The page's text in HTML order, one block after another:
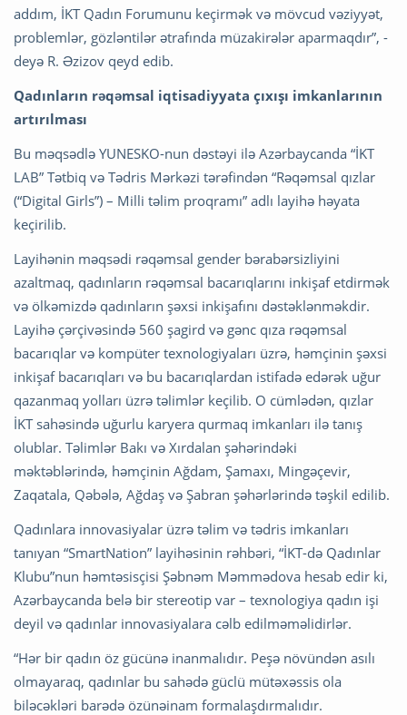
addım, İKT Qadın Forumunu keçirmək və mövcud vəziyyət,
problemlər, gözləntilər ətrafında müzakirələr aparmaqdır”, -
deyə R. Əzizov qeyd edib.
Qadınların rəqəmsal iqtisadiyyata çıxışı imkanlarının
artırılması
Bu məqsədlə YUNESKO-nun dəstəyi ilə Azərbaycanda “İKT
LAB” Tətbiq və Tədris Mərkəzi tərəfindən “Rəqəmsal qızlar
(“Digital Girls”) – Milli təlim proqramı” adlı layihə həyata
keçirilib.
Layihənin məqsədi rəqəmsal gender bərabərsizliyini
azaltmaq, qadınların rəqəmsal bacarıqlarını inkişaf etdirmək
və ölkəmizdə qadınların şəxsi inkişafını dəstəklənməkdir.
Layihə çərçivəsində 560 şagird və gənc qıza rəqəmsal
bacarıqlar və kompüter texnologiyaları üzrə, həmçinin şəxsi
inkişaf bacarıqları və bu bacarıqlardan istifadə edərək uğur
qazanmaq yolları üzrə təlimlər keçilib. O cümlədən, qızlar
İKT sahəsində uğurlu karyera qurmaq imkanları ilə tanış
olublar. Təlimlər Bakı və Xırdalan şəhərindəki
məktəblərində, həmçinin Ağdam, Şamaxı, Mingəçevir,
Zaqatala, Qəbələ, Ağdaş və Şabran şəhərlərində təşkil edilib.
Qadınlara innovasiyalar üzrə təlim və tədris imkanları
tanıyan “SmartNation” layihəsinin rəhbəri, “İKT-də Qadınlar
Klubu”nun həmtəsisçisi Şəbnəm Məmmədova hesab edir ki,
Azərbaycanda belə bir stereotip var – texnologiya qadın işi
deyil və qadınlar innovasiyalara cəlb edilməməlidirlər.
“Hər bir qadın öz gücünə inanmalıdır. Peşə növündən asılı
olmayaraq, qadınlar bu sahədə güclü mütəxəssis ola
biləcəkləri barədə özünəinam formalaşdırmalıdır.